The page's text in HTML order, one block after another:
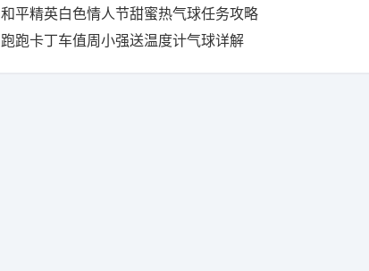
和平精英白色情人节甜蜜热气球任务攻略
跑跑卡丁车值周小强送温度计气球详解